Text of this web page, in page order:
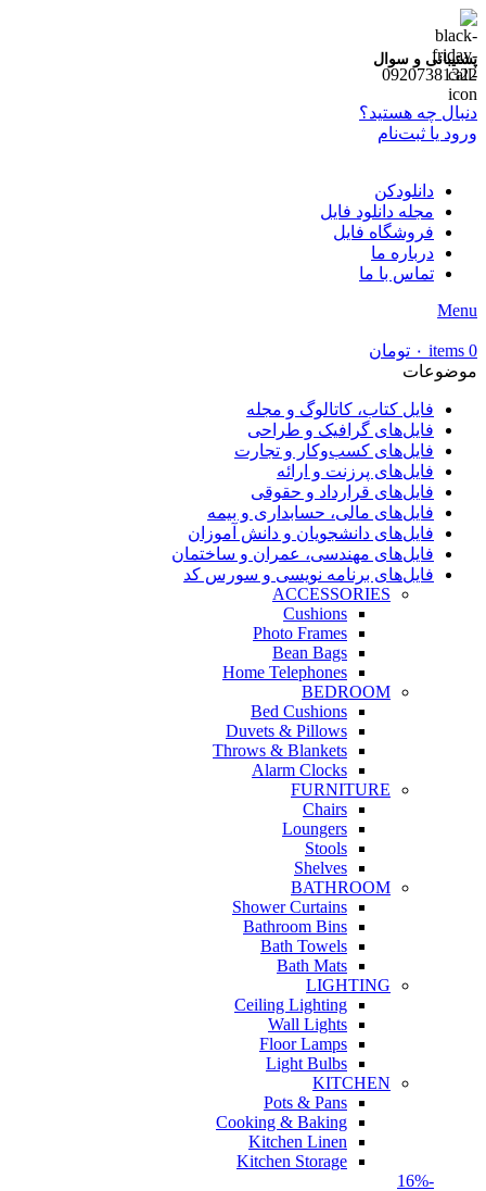
پشتیبانی و سوال
09207381322
دنبال چه هستید؟
ورود یا ثبت‌نام
دانلودکن
مجله دانلود فایل
فروشگاه فایل
درباره ما
تماس با ما
Menu
0
items ۰ تومان
موضوعات
فایل کتاب، کاتالوگ و مجله
فایل‌های گرافیک و طراحی
فایل‌های کسب‌وکار و تجارت
فایل‌های پرزنت و ارائه
فایل‌های قرارداد و حقوقی
فایل‌های مالی، حسابداری و بیمه
فایل‌های دانشجویان و دانش آموزان
فایل‌های مهندسی، عمران و ساختمان
فایل‌های برنامه نویسی و سورس کد
ACCESSORIES
Cushions
Photo Frames
Bean Bags
Home Telephones
BEDROOM
Bed Cushions
Duvets & Pillows
Throws & Blankets
Alarm Clocks
FURNITURE
Chairs
Loungers
Stools
Shelves
BATHROOM
Shower Curtains
Bathroom Bins
Bath Towels
Bath Mats
LIGHTING
Ceiling Lighting
Wall Lights
Floor Lamps
Light Bulbs
KITCHEN
Pots & Pans
Cooking & Baking
Kitchen Linen
Kitchen Storage
-16%